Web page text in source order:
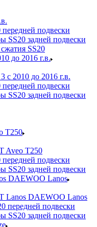
подвески
SS20 задней подвески
SS20
до 2016 г.в.
с 2010 до 2016 г.в.
подвески
SS20 задней подвески
T250
Aveo T250
подвески
SS20 задней подвески
DAEWOO Lanos
Lanos DAEWOO Lanos
передней подвески
SS20 задней подвески